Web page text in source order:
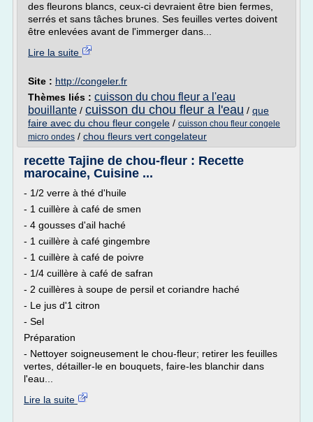
des fleurons blancs, ceux-ci devraient être bien fermes,
serrés et sans tâches brunes. Ses feuilles vertes doivent
être enlevées avant de l'immerger dans...
Lire la suite
Site : http://congeler.fr
Thèmes liés : cuisson du chou fleur a l'eau
bouillante / cuisson du chou fleur a l'eau / que
faire avec du chou fleur congele / cuisson chou fleur congele
micro ondes / chou fleurs vert congelateur
recette Tajine de chou-fleur : Recette
marocaine, Cuisine ...
- 1/2 verre à thé d'huile
- 1 cuillère à café de smen
- 4 gousses d'ail haché
- 1 cuillère à café gingembre
- 1 cuillère à café de poivre
- 1/4 cuillère à café de safran
- 2 cuillères à soupe de persil et coriandre haché
- Le jus d'1 citron
- Sel
Préparation
- Nettoyer soigneusement le chou-fleur; retirer les feuilles
vertes, détailler-le en bouquets, faire-les blanchir dans
l'eau...
Lire la suite